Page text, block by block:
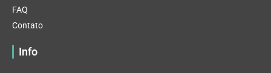
FAQ
Contato
Info